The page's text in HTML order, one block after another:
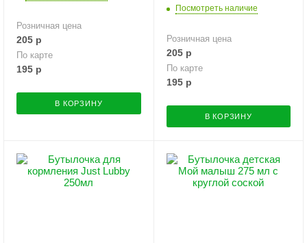
Розничная цена
205 р
По карте
195 р
В КОРЗИНУ
Посмотреть наличие
Розничная цена
205р
По карте
195р
В КОРЗИНУ